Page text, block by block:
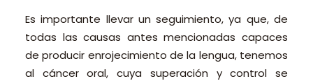
Es importante llevar un seguimiento, ya que, de
todas las causas antes mencionadas capaces
de producir enrojecimiento de la lengua, tenemos
al cáncer oral, cuya superación y control se